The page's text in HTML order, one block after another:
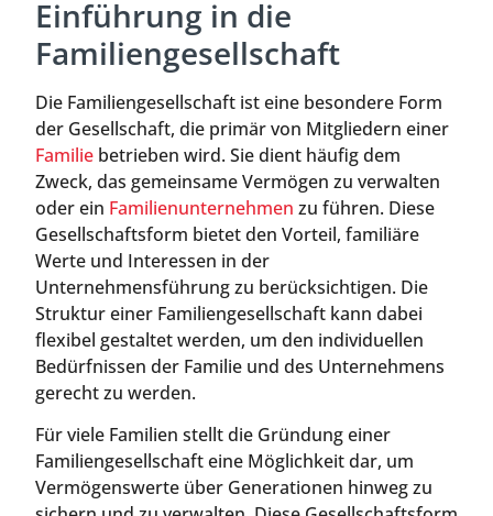
Einführung in die
Familiengesellschaft
Die Familiengesellschaft ist eine besondere Form
der Gesellschaft, die primär von Mitgliedern einer
Familie betrieben wird. Sie dient häufig dem
Zweck, das gemeinsame Vermögen zu verwalten
oder ein Familienunternehmen zu führen. Diese
Gesellschaftsform bietet den Vorteil, familiäre
Werte und Interessen in der
Unternehmensführung zu berücksichtigen. Die
Struktur einer Familiengesellschaft kann dabei
flexibel gestaltet werden, um den individuellen
Bedürfnissen der Familie und des Unternehmens
gerecht zu werden.
Für viele Familien stellt die Gründung einer
Familiengesellschaft eine Möglichkeit dar, um
Vermögenswerte über Generationen hinweg zu